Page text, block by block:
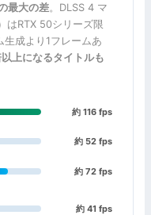
最大の差。DLSS 4 マ
はRTX 50シリーズ限
生成より1フレームあ
上になるタイトルも
約 116 fps
約 52 fps
約 72 fps
約 41 fps